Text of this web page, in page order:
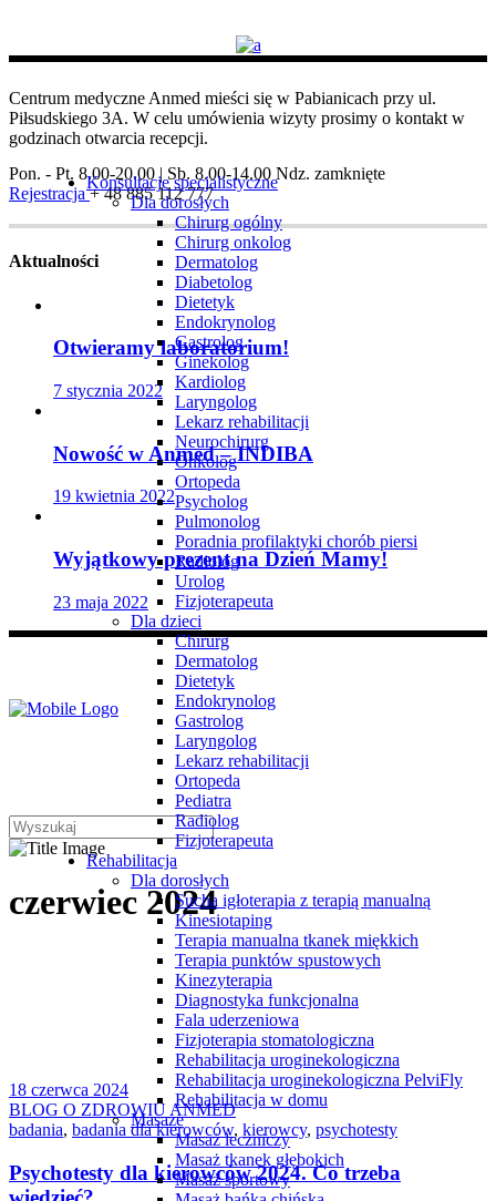
Centrum medyczne Anmed mieści się w Pabianicach przy ul.
Piłsudskiego 3A. W celu umówienia wizyty prosimy o kontakt w
godzinach otwarcia recepcji.
Pon. - Pt. 8.00-20.00 | Sb. 8.00-14.00 Ndz. zamknięte
Rejestracja + 48 885 112 777
Aktualności
Otwieramy laboratorium!
7 stycznia 2022
Nowość w Anmed – INDIBA
19 kwietnia 2022
Wyjątkowy prezent na Dzień Mamy!
23 maja 2022
Konsultacje specjalistyczne
Dla dorosłych
Chirurg ogólny
Chirurg onkolog
Dermatolog
Diabetolog
Dietetyk
Endokrynolog
Gastrolog
Ginekolog
Kardiolog
Laryngolog
Lekarz rehabilitacji
Neurochirurg
Onkolog
Ortopeda
Psycholog
Pulmonolog
Poradnia profilaktyki chorób piersi
Radiolog
Urolog
Fizjoterapeuta
Dla dzieci
Chirurg
Dermatolog
Dietetyk
Endokrynolog
Gastrolog
Laryngolog
Lekarz rehabilitacji
Ortopeda
Pediatra
Radiolog
Fizjoterapeuta
Rehabilitacja
Dla dorosłych
Sucha igłoterapia z terapią manualną
Kinesiotaping
Terapia manualna tkanek miękkich
Terapia punktów spustowych
Kinezyterapia
Diagnostyka funkcjonalna
Fala uderzeniowa
Fizjoterapia stomatologiczna
Rehabilitacja uroginekologiczna
Rehabilitacja uroginekologiczna PelviFly
Rehabilitacja w domu
Masaże
Masaż leczniczy
Masaż tkanek głębokich
Masaż sportowy
czerwiec 2024
18 czerwca 2024
BLOG O ZDROWIU ANMED
badania, badania dla kierowców, kierowcy, psychotesty
Psychotesty dla kierowców 2024. Co trzeba